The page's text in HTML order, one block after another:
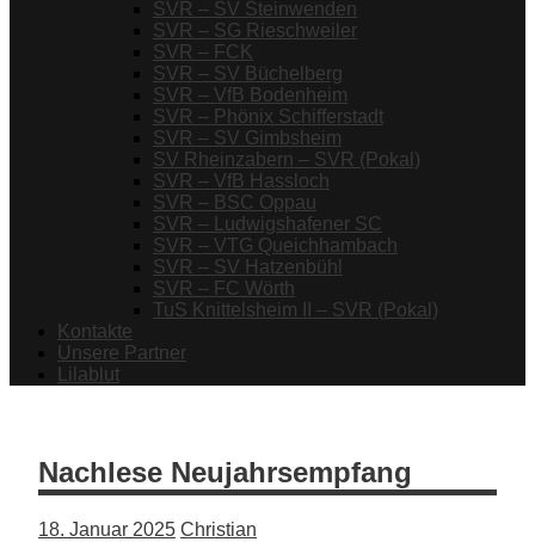
SVR – SV Steinwenden
SVR – SG Rieschweiler
SVR – FCK
SVR – SV Büchelberg
SVR – VfB Bodenheim
SVR – Phönix Schifferstadt
SVR – SV Gimbsheim
SV Rheinzabern – SVR (Pokal)
SVR – VfB Hassloch
SVR – BSC Oppau
SVR – Ludwigshafener SC
SVR – VTG Queichhambach
SVR – SV Hatzenbühl
SVR – FC Wörth
TuS Knittelsheim II – SVR (Pokal)
Kontakte
Unsere Partner
Lilablut
Nachlese Neujahrsempfang
18. Januar 2025 Christian